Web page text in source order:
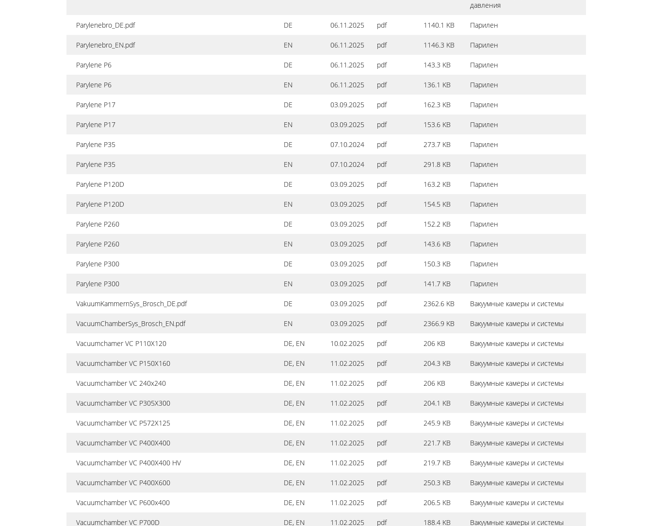
давления
Parylenebro_DE.pdf DE 06.11.2025 pdf 1140.1 KB Парилен
Parylenebro_EN.pdf EN 06.11.2025 pdf 1146.3 KB Парилен
Parylene P6 DE 06.11.2025 pdf 143.3 KB Парилен
Parylene P6 EN 06.11.2025 pdf 136.1 KB Парилен
Parylene P17 DE 03.09.2025 pdf 162.3 KB Парилен
Parylene P17 EN 03.09.2025 pdf 153.6 KB Парилен
Parylene P35 DE 07.10.2024 pdf 273.7 KB Парилен
Parylene P35 EN 07.10.2024 pdf 291.8 KB Парилен
Parylene P120D DE 03.09.2025 pdf 163.2 KB Парилен
Parylene P120D EN 03.09.2025 pdf 154.5 KB Парилен
Parylene P260 DE 03.09.2025 pdf 152.2 KB Парилен
Parylene P260 EN 03.09.2025 pdf 143.6 KB Парилен
Parylene P300 DE 03.09.2025 pdf 150.3 KB Парилен
Parylene P300 EN 03.09.2025 pdf 141.7 KB Парилен
VakuumKammernSys_Brosch_DE.pdf DE 03.09.2025 pdf 2362.6 KB Вакуумные камеры и системы
VacuumChamberSys_Brosch_EN.pdf EN 03.09.2025 pdf 2366.9 KB Вакуумные камеры и системы
Vacuumchamer VC P110X120 DE, EN 10.02.2025 pdf 206 KB Вакуумные камеры и системы
Vacuumchamber VC P150X160 DE, EN 11.02.2025 pdf 204.3 KB Вакуумные камеры и системы
Vacuumchamber VC 240x240 DE, EN 11.02.2025 pdf 206 KB Вакуумные камеры и системы
Vacuumchamber VC P305X300 DE, EN 11.02.2025 pdf 204.1 KB Вакуумные камеры и системы
Vacuumchamber VC P572X125 DE, EN 11.02.2025 pdf 245.9 KB Вакуумные камеры и системы
Vacuumchamber VC P400X400 DE, EN 11.02.2025 pdf 221.7 KB Вакуумные камеры и системы
Vacuumchamber VC P400X400 HV DE, EN 11.02.2025 pdf 219.7 KB Вакуумные камеры и системы
Vacuumchamber VC P400X600 DE, EN 11.02.2025 pdf 250.3 KB Вакуумные камеры и системы
Vacuumchamber VC P600x400 DE, EN 11.02.2025 pdf 206.5 KB Вакуумные камеры и системы
Vacuumchamber VC P700D DE, EN 11.02.2025 pdf 188.4 KB Вакуумные камеры и системы